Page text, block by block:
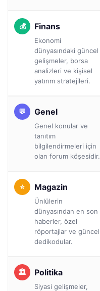
Finans
Ekonomi
dünyasındaki güncel
gelişmeler, borsa
analizleri ve kişisel
yatırım stratejileri.
Genel
Genel konular ve
tanıtım
bilgilendirmeleri için
olan forum köşesidir.
Magazin
Ünlülerin
dünyasından en son
haberler, özel
röportajlar ve güncel
dedikodular.
Politika
Siyasi gelişmeler,